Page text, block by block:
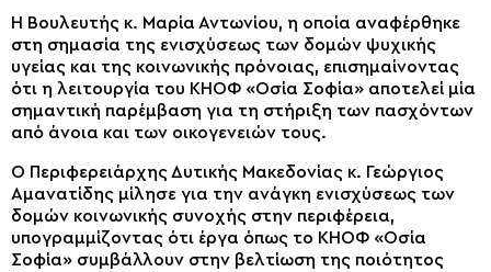
Η Βουλευτής κ. Μαρία Αντωνίου, η οποία αναφέρθηκε
στη σημασία της ενισχύσεως των δομών ψυχικής
υγείας και της κοινωνικής πρόνοιας, επισημαίνοντας
ότι η λειτουργία του ΚΗΟΦ «Οσία Σοφία» αποτελεί μία
σημαντική παρέμβαση για τη στήριξη των πασχόντων
από άνοια και των οικογενειών τους.
Ο Περιφερειάρχης Δυτικής Μακεδονίας κ. Γεώργιος
Αμανατίδης μίλησε για την ανάγκη ενισχύσεως των
δομών κοινωνικής συνοχής στην περιφέρεια,
υπογραμμίζοντας ότι έργα όπως το ΚΗΟΦ «Οσία
Σοφία» συμβάλλουν στην βελτίωση της ποιότητος